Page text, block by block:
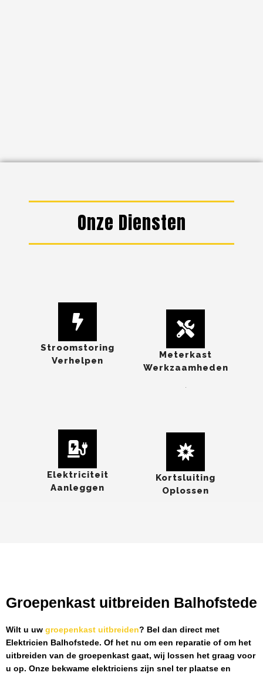
Onze Diensten
Stroomstoring
Verhelpen
Meterkast
Werkzaamheden
Elektriciteit
Aanleggen
Kortsluiting
Oplossen
Groepenkast uitbreiden Balhofstede
Wilt u uw groepenkast uitbreiden? Bel dan direct met
Elektricien Balhofstede. Of het nu om een reparatie of om het
uitbreiden van de groepenkast gaat, wij lossen het graag voor
u op. Onze bekwame elektriciens zijn snel ter plaatse en